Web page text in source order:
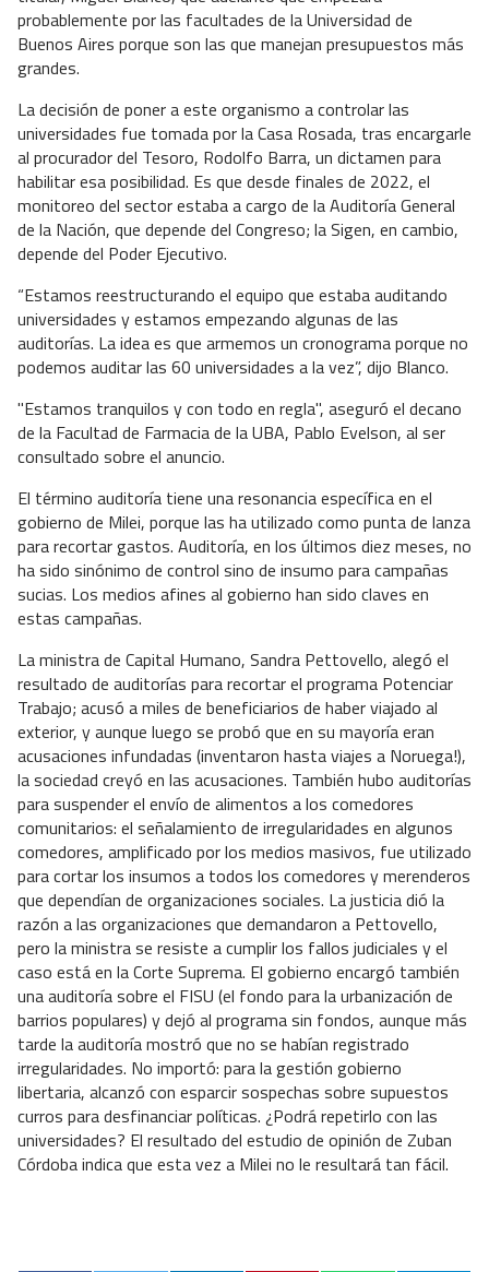
probablemente por las facultades de la Universidad de
Buenos Aires porque son las que manejan presupuestos más
grandes.
La decisión de poner a este organismo a controlar las
universidades fue tomada por la Casa Rosada, tras encargarle
al procurador del Tesoro, Rodolfo Barra, un dictamen para
habilitar esa posibilidad. Es que desde finales de 2022, el
monitoreo del sector estaba a cargo de la Auditoría General
de la Nación, que depende del Congreso; la Sigen, en cambio,
depende del Poder Ejecutivo.
“Estamos reestructurando el equipo que estaba auditando
universidades y estamos empezando algunas de las
auditorías. La idea es que armemos un cronograma porque no
podemos auditar las 60 universidades a la vez”, dijo Blanco.
"Estamos tranquilos y con todo en regla", aseguró el decano
de la Facultad de Farmacia de la UBA, Pablo Evelson, al ser
consultado sobre el anuncio.
El término auditoría tiene una resonancia específica en el
gobierno de Milei, porque las ha utilizado como punta de lanza
para recortar gastos. Auditoría, en los últimos diez meses, no
ha sido sinónimo de control sino de insumo para campañas
sucias. Los medios afines al gobierno han sido claves en
estas campañas.
La ministra de Capital Humano, Sandra Pettovello, alegó el
resultado de auditorías para recortar el programa Potenciar
Trabajo; acusó a miles de beneficiarios de haber viajado al
exterior, y aunque luego se probó que en su mayoría eran
acusaciones infundadas (inventaron hasta viajes a Noruega!),
la sociedad creyó en las acusaciones. También hubo auditorías
para suspender el envío de alimentos a los comedores
comunitarios: el señalamiento de irregularidades en algunos
comedores, amplificado por los medios masivos, fue utilizado
para cortar los insumos a todos los comedores y merenderos
que dependían de organizaciones sociales. La justicia dió la
razón a las organizaciones que demandaron a Pettovello,
pero la ministra se resiste a cumplir los fallos judiciales y el
caso está en la Corte Suprema. El gobierno encargó también
una auditoría sobre el FISU (el fondo para la urbanización de
barrios populares) y dejó al programa sin fondos, aunque más
tarde la auditoría mostró que no se habían registrado
irregularidades. No importó: para la gestión gobierno
libertaria, alcanzó con esparcir sospechas sobre supuestos
curros para desfinanciar políticas. ¿Podrá repetirlo con las
universidades? El resultado del estudio de opinión de Zuban
Córdoba indica que esta vez a Milei no le resultará tan fácil.